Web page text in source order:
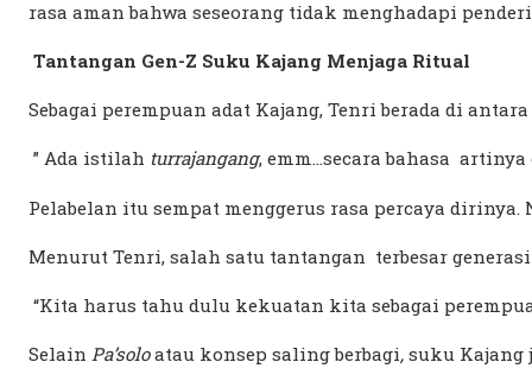
rasa aman bahwa seseorang tidak menghadapi
Tantangan Gen-Z Suku Kajang Menjaga Ritual
Sebagai perempuan adat Kajang, Tenri berada di
” Ada istilah turrajangang, emm…secara bahasa
Pelabelan itu sempat menggerus rasa percaya
Menurut Tenri, salah satu tantangan terbesar
“Kita harus tahu dulu kekuatan kita sebagai
Selain Pa’soloatau konsep saling berbagi, suku Kajang